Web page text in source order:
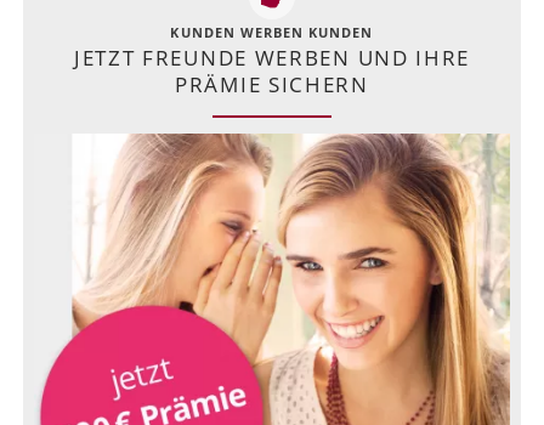
KUNDEN WERBEN KUNDEN
JETZT FREUNDE WERBEN UND IHRE
PRÄMIE SICHERN